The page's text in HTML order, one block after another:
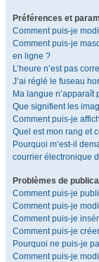
Préférences et
Comment puis-je
Comment puis-je
en ligne ?
L’heure n’est pas
J’ai réglé le fuseau
Ma langue n’apparaît
Que signifient les
Comment puis-je
Quel est mon rang et
Pourquoi m’est-il
courrier électronique
Problèmes de
Comment puis-je
Comment puis-je
Comment puis-je
Comment puis-je
Pourquoi ne puis-je
Comment puis-je